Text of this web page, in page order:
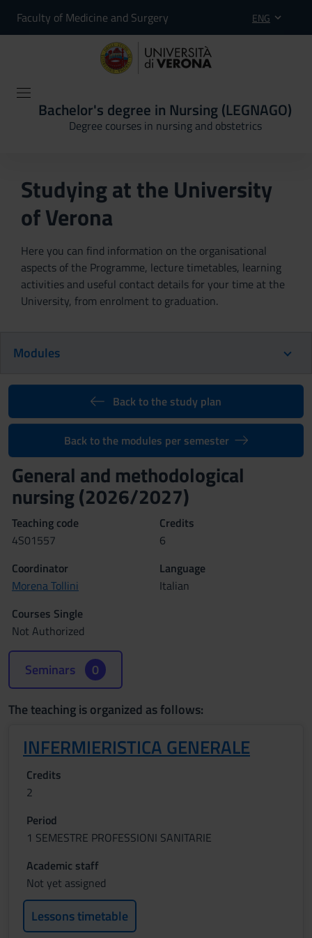
Faculty of Medicine and Surgery ENG
Bachelor's degree in Nursing (LEGNAGO)
Degree courses in nursing and obstetrics
Studying at the University
of Verona
Here you can find information on the organisational
aspects of the Programme, lecture timetables, learning
activities and useful contact details for your time at the
University, from enrolment to graduation.
Modules
Back to the study plan
Back to the modules per semester
General and methodological
nursing (2026/2027)
Teaching code
4S01557
Credits
6
Coordinator
Morena Tollini
Language
Italian
Courses Single
Not Authorized
Seminars 0
The teaching is organized as follows:
INFERMIERISTICA GENERALE
Credits
2
Period
1 SEMESTRE PROFESSIONI SANITARIE
Academic staff
Not yet assigned
Lessons timetable